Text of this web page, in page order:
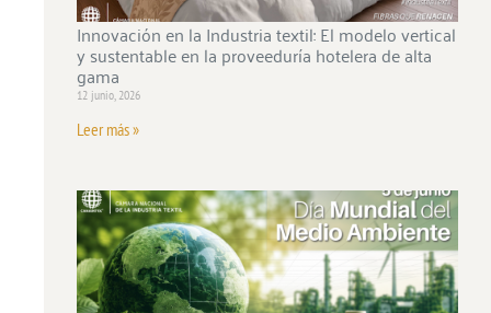
Innovación en la Industria textil: El modelo vertical
y sustentable en la proveeduría hotelera de alta
gama
12 junio, 2026
Leer más »